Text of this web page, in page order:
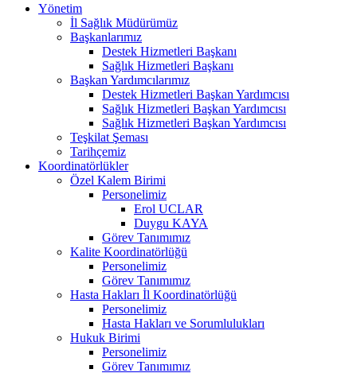
Yönetim
İl Sağlık Müdürümüz
Başkanlarımız
Destek Hizmetleri Başkanı
Sağlık Hizmetleri Başkanı
Başkan Yardımcılarımız
Destek Hizmetleri Başkan Yardımcısı
Sağlık Hizmetleri Başkan Yardımcısı
Sağlık Hizmetleri Başkan Yardımcısı
Teşkilat Şeması
Tarihçemiz
Koordinatörlükler
Özel Kalem Birimi
Personelimiz
Erol UCLAR
Duygu KAYA
Görev Tanımımız
Kalite Koordinatörlüğü
Personelimiz
Görev Tanımımız
Hasta Hakları İl Koordinatörlüğü
Personelimiz
Hasta Hakları ve Sorumlulukları
Hukuk Birimi
Personelimiz
Görev Tanımımız